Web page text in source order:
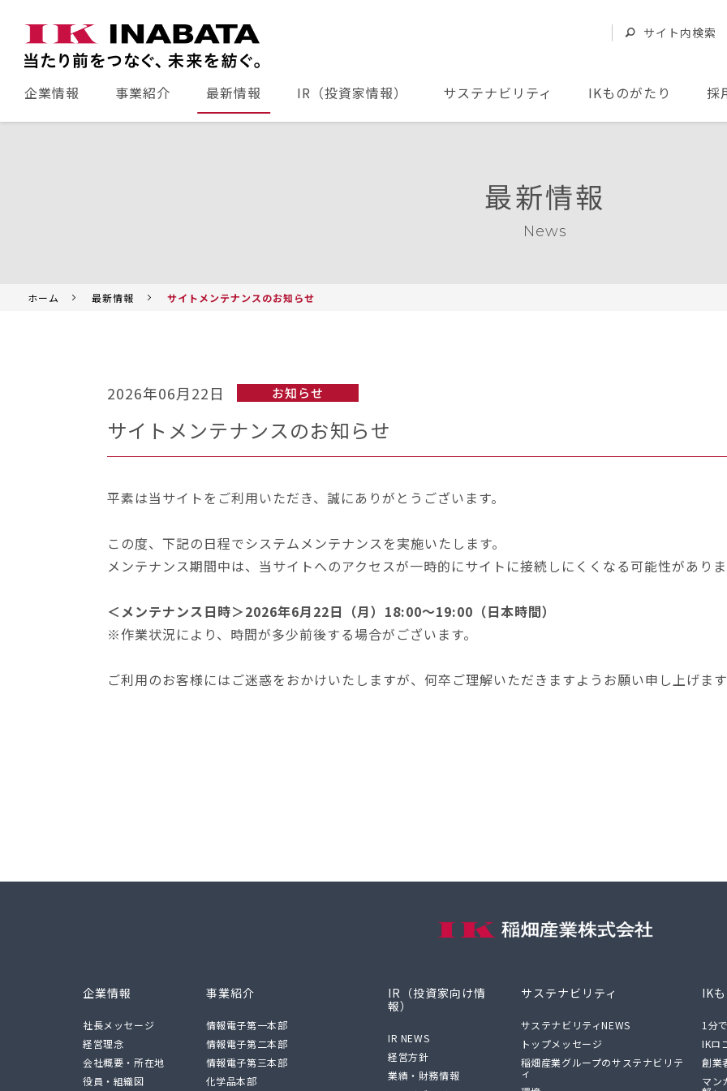
企業情報 事業紹介 最新情報 IR（投資家情報） サステナビリティ IKものがたり 採
サイト内検索
最新情報
News
ホーム 最新情報 サイトメンテナンスのお知らせ
2026年06月22日 お知らせ
サイトメンテナンスのお知らせ
平素は当サイトをご利用いただき、誠にありがとうございます。
この度、下記の日程でシステムメンテナンスを実施いたします。
メンテナンス期間中は、当サイトへのアクセスが一時的にサイトに接続しにくくなる可能性があり
＜メンテナンス日時＞2026年6月22日（月）18:00～19:00（日本時間）
※作業状況により、時間が多少前後する場合がございます。
ご利用のお客様にはご迷惑をおかけいたしますが、何卒ご理解いただきますようお願い申し上げま
企業情報
社長メッセージ
経営理念
会社概要・所在地
役員・組織図
事業紹介
情報電子第一本部
情報電子第二本部
情報電子第三本部
化学品本部
IR（投資家向け情
報）
IR NEWS
経営方針
業績・財務情報
サステナビリティ
サステナビリティNEWS
トップメッセージ
稲畑産業グループのサステナビリテ
ィ
IK
1分
IKロ
創業
マン